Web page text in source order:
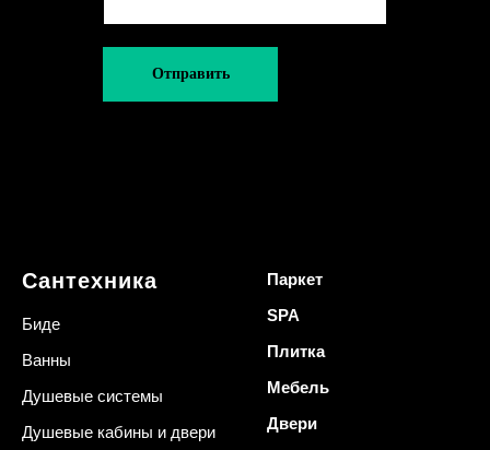
Отправить
Сантехника
Биде
Ванны
Душевые системы
Душевые кабины и двери
Паркет
SPA
Плитка
Мебель
Двери